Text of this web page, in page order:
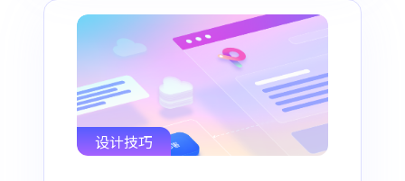
设计技巧